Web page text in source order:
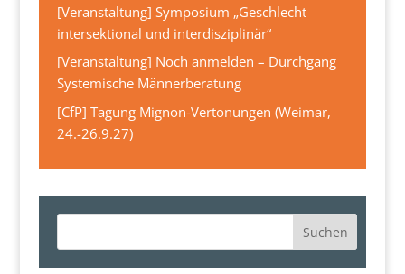
[Veranstaltung] Symposium „Geschlecht
intersektional und interdisziplinär“
[Veranstaltung] Noch anmelden – Durchgang
Systemische Männerberatung
[CfP] Tagung Mignon-Vertonungen (Weimar,
24.-26.9.27)